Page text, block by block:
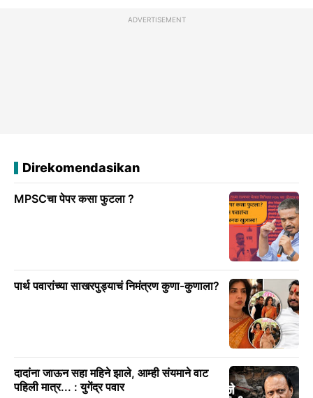
ADVERTISEMENT
Direkomendasikan
MPSCचा पेपर कसा फुटला ?
पार्थ पवारांच्या साखरपुड्याचं निमंत्रण कुणा-कुणाला?
दादांना जाऊन सहा महिने झाले, आम्ही संयमाने वाट
पहिली मात्र... : युगेंद्र पवार